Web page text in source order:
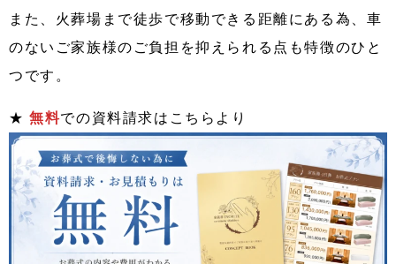
また、火葬場まで徒歩で移動できる距離にある為、車
のないご家族様のご負担を抑えられる点も特徴のひと
つです。
★無料での資料請求はこちらより